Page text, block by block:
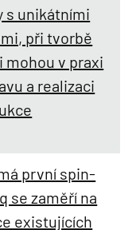
s unikátními
při tvorbě
v praxi
a realizaci
první spin-
se zaměří na
existujících